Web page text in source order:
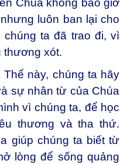
Chúa không bao giờ
luôn ban lại cho
ta đã trao đi, vì
thương xót.
này, chúng ta hãy
sự nhân từ của Chúa
vì chúng ta, để học
thương và tha thứ.
giúp chúng ta biết từ
lòng để sống quảng